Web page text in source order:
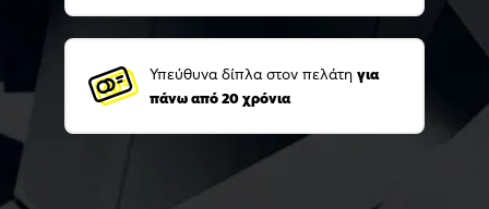
Υπεύθυνα δίπλα στον πελάτη για
πάνω από 20 χρόνια